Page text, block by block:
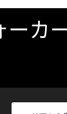
ーカ